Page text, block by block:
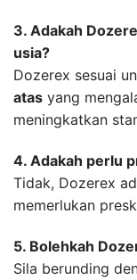
3. Adakah
usia?
Dozerex sesuai
atas yang
meningkatkan
4. Adakah perlu
Tidak, Dozerex
memerlukan
5. Bolehkah
Sila berunding